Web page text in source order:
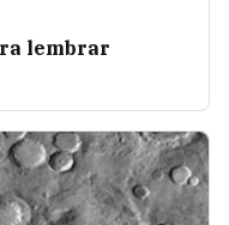
lembrar